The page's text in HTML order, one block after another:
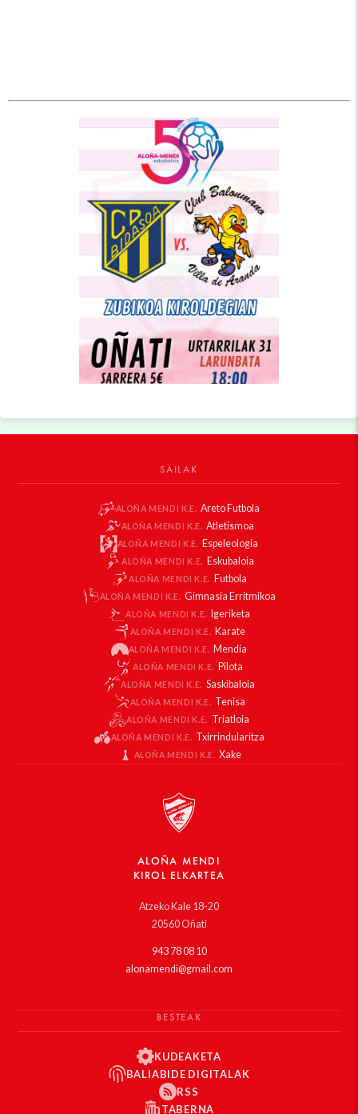
SAILAK
ALOÑA MENDI K.E. Areto Futbola
ALOÑA MENDI K.E. Atletismoa
ALOÑA MENDI K.E. Espeleologia
ALOÑA MENDI K.E. Eskubaloia
ALOÑA MENDI K.E. Futbola
ALOÑA MENDI K.E. Gimnasia Erritmikoa
ALOÑA MENDI K.E. Igeriketa
ALOÑA MENDI K.E. Karate
ALOÑA MENDI K.E. Mendia
ALOÑA MENDI K.E. Pilota
ALOÑA MENDI K.E. Saskibaloia
ALOÑA MENDI K.E. Tenisa
ALOÑA MENDI K.E. Triatloia
ALOÑA MENDI K.E. Txirrindularitza
ALOÑA MENDI K.E. Xake
ALOÑA MENDI
KIROL ELKARTEA
Atzeko Kale 18-20
20560 Oñati
943 78 08 10
alonamendi@gmail.com
BESTEAK
KUDEAKETA
BALIABIDE DIGITALAK
RSS
TABERNA